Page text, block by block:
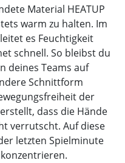
Material HEATUP
warm zu halten. Im
es Feuchtigkeit
schnell. So bleibst du
deines Teams auf
Schnittform
der
dass die Hände
verrutscht. Auf diese
letzten Spielminute